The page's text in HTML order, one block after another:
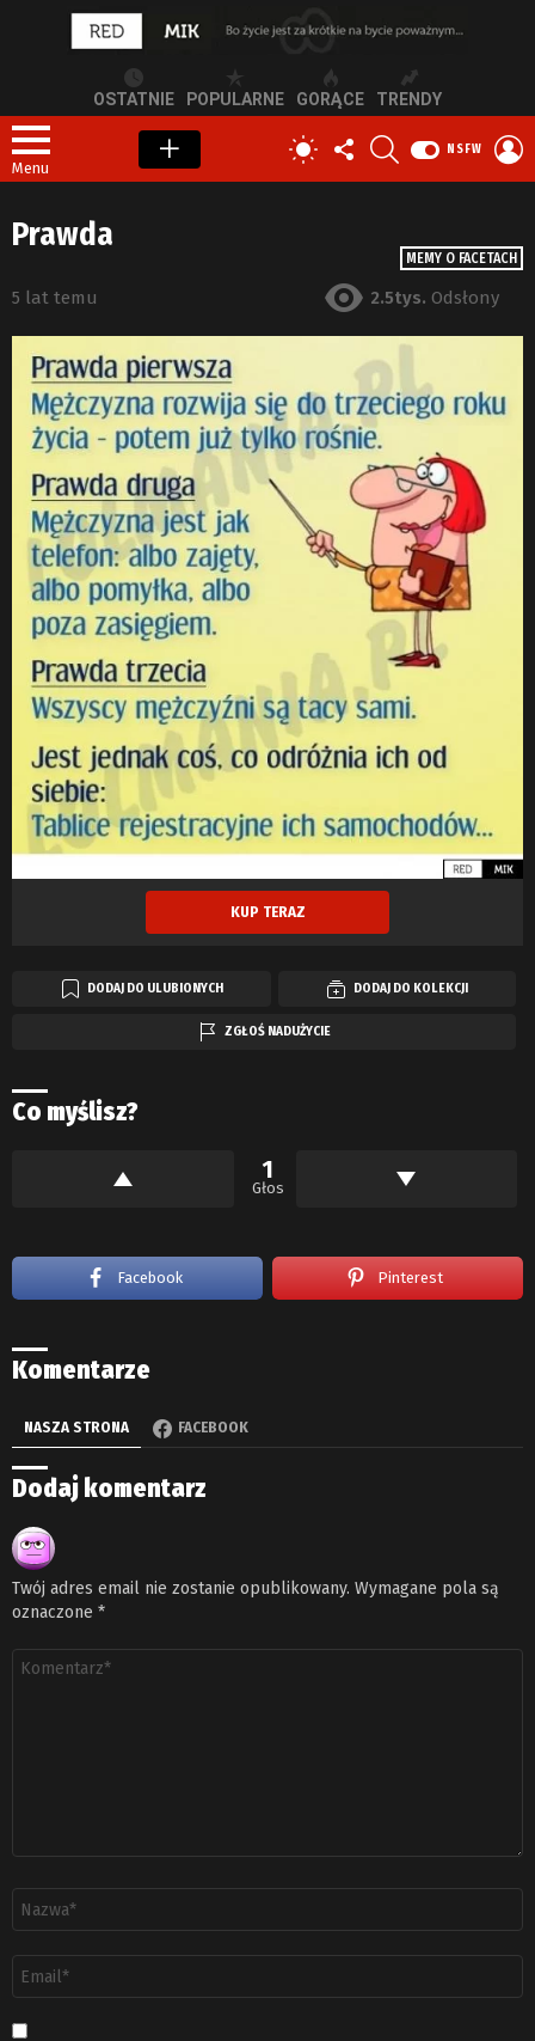
OSTATNIE POPULARNE GORĄCE TRENDY
Menu
PRZEŁĄCZ
SKÓRKĘ
OBSERWUJ
NAS
NSFW
MEMY O FACETACH
Prawda
5 lat temu 2.5tys. Odsłony
KUP TERAZ
DODAJ DO ULUBIONYCH DODAJ DO KOLEKCJI
ZGŁOŚ NADUŻYCIE
Co myślisz?
1
Głos
Facebook Pinterest
Komentarze
NASZA STRONA FACEBOOK
Dodaj komentarz
Twój adres email nie zostanie opublikowany. Wymagane pola są
oznaczone *
Komentarz
email
*